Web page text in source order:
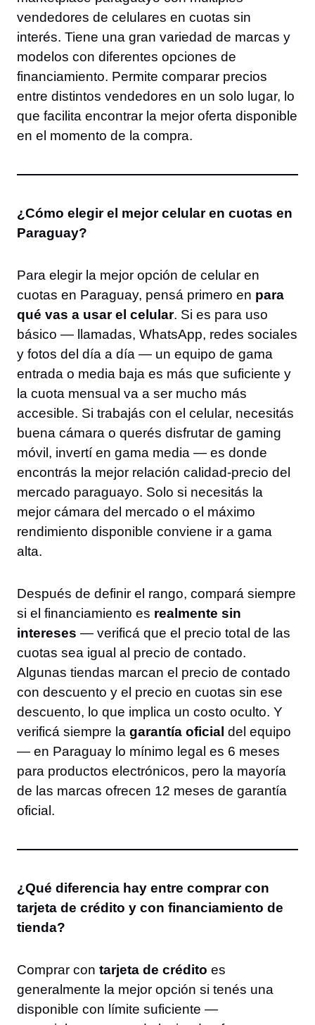
vendedores de celulares en cuotas sin
interés. Tiene una gran variedad de marcas y
modelos con diferentes opciones de
financiamiento. Permite comparar precios
entre distintos vendedores en un solo lugar, lo
que facilita encontrar la mejor oferta disponible
en el momento de la compra.
¿Cómo elegir el mejor celular en cuotas en
Paraguay?
Para elegir la mejor opción de celular en
cuotas en Paraguay, pensá primero en para
qué vas a usar el celular. Si es para uso
básico — llamadas, WhatsApp, redes sociales
y fotos del día a día — un equipo de gama
entrada o media baja es más que suficiente y
la cuota mensual va a ser mucho más
accesible. Si trabajás con el celular, necesitás
buena cámara o querés disfrutar de gaming
móvil, invertí en gama media — es donde
encontrás la mejor relación calidad-precio del
mercado paraguayo. Solo si necesitás la
mejor cámara del mercado o el máximo
rendimiento disponible conviene ir a gama
alta.
Después de definir el rango, compará siempre
si el financiamiento es realmente sin
intereses — verificá que el precio total de las
cuotas sea igual al precio de contado.
Algunas tiendas marcan el precio de contado
con descuento y el precio en cuotas sin ese
descuento, lo que implica un costo oculto. Y
verificá siempre la garantía oficial del equipo
— en Paraguay lo mínimo legal es 6 meses
para productos electrónicos, pero la mayoría
de las marcas ofrecen 12 meses de garantía
oficial.
¿Qué diferencia hay entre comprar con
tarjeta de crédito y con financiamiento de
tienda?
Comprar con tarjeta de crédito es
generalmente la mejor opción si tenés una
disponible con límite suficiente —